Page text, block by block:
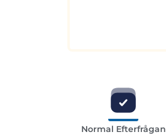
Normal Efterfrågan